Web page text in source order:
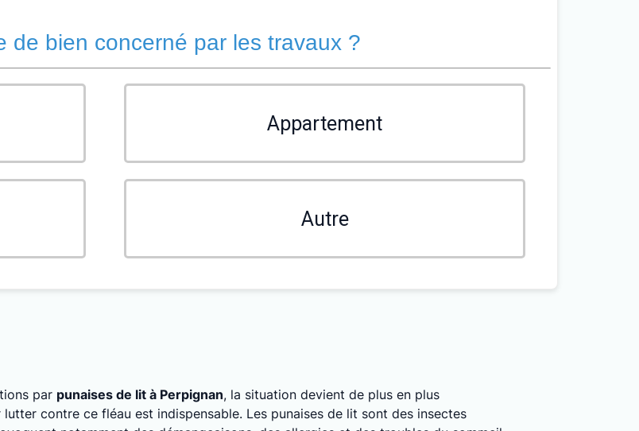
de bien concerné par les travaux ?
Appartement
Autre
par punaises de lit à Perpignan, la situation devient de plus en plus
contre ce fléau est indispensable. Les punaises de lit sont des insectes